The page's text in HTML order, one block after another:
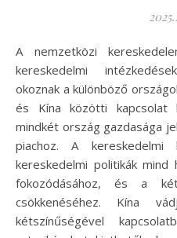
A nemzetközi kereskedelem világában a vámok és
kereskedelmi
okoznak a különböző
és Kína közötti kapcsolat
mindkét ország gazdasága
piachoz. A
kereskedelmi politikák mind
fokozódásához, és a
csökkenéséhez. Kína
kétszínűségével